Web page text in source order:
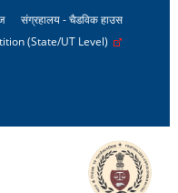
संग्रहालय - चैडविक हाउस
(State/UT Level)